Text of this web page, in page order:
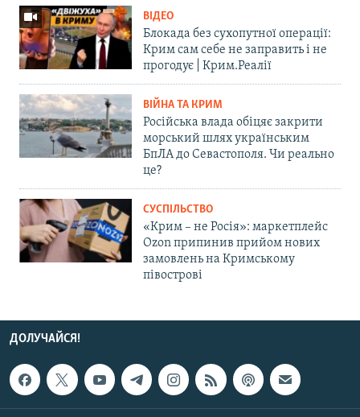
ВІДЕО
Блокада без сухопутної операції:
Крим сам себе не заправить і не
прогодує | Крим.Реалії
ВІЙНА ТА КРИМ
Російська влада обіцяє закрити
морський шлях українським
БпЛА до Севастополя. Чи реально
це?
СУСПІЛЬСТВО
«Крим – не Росія»: маркетплейс
Ozon припинив прийом нових
замовлень на Кримському
півострові
ДОЛУЧАЙСЯ!